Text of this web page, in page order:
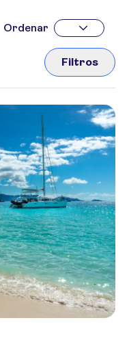
Ordenar
Filtros